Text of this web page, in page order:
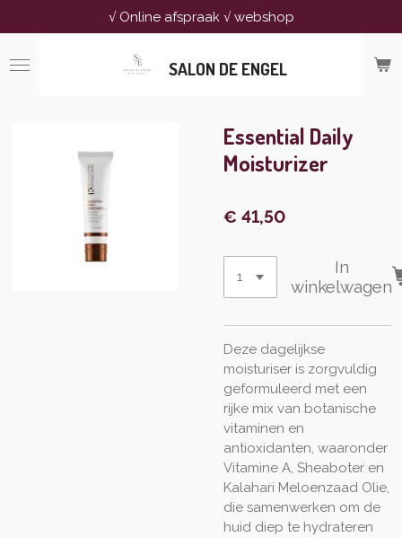
direct
naar
SALON DE ENGEL
√ Online afspraak √ webshop
Essential Daily
Moisturizer
€ 41,50
In
winkelwagen
Deze dagelijkse
moisturiser is zorgvuldig
geformuleerd met een
rijke mix van botanische
vitaminen en
antioxidanten, waaronder
Vitamine A, Sheaboter en
Kalahari Meloenzaad Olie,
die samenwerken om de
huid diep te hydrateren